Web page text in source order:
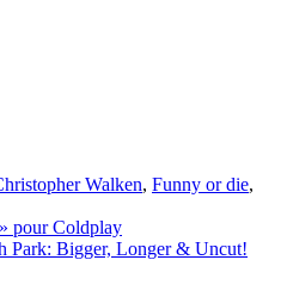
Walken, Funny or die,
pour Coldplay
Park: Bigger, Longer & Uncut!